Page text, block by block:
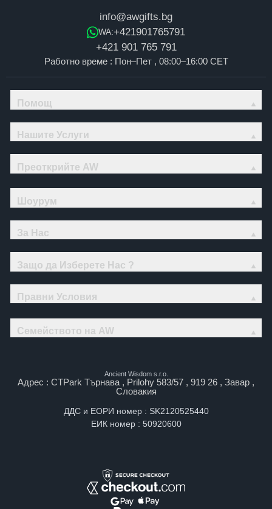
info@awgifts.bg
WA:+421901765791
+421 901 765 791
Работно време : Пон–Пет , 08:00–16:00 CET
Помощ
Нашите Услуги
Преоткрийте AW
Шоурум
За Нас
Защо да Изберете Нас ?
Правни Условия
Семейството на AW
Ancient Wisdom s.r.o.
Адрес : CTPark Търнава , Prilohy 583/57 , 919 26 , Завар ,
Словакия
ДДС и ЕОРИ номер : SK2120525440
ЕИК номер : 50920600